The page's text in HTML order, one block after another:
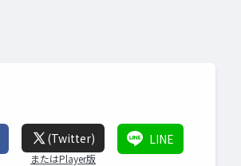
(Twitter)
またはPlayer版
LINE